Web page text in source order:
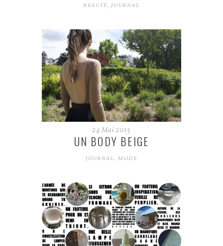
BEAUTÉ,JOURNAL
24 Mai2015
UN BODY BEIGE
JOURNAL,MODE